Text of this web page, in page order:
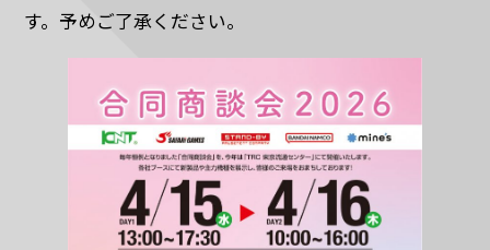
す。予めご了承ください。